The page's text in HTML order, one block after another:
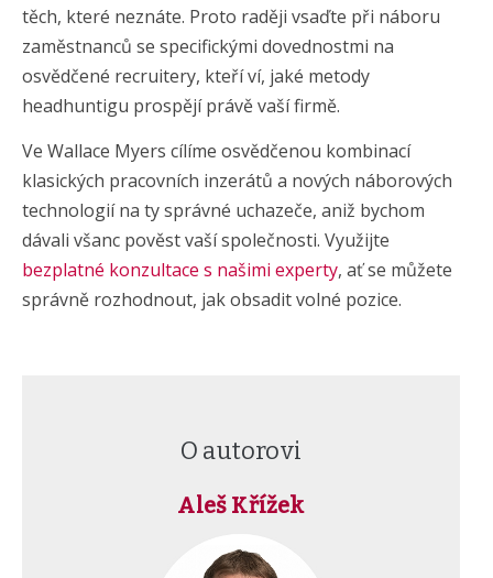
těch, které neznáte. Proto raději vsaďte při náboru
zaměstnanců se specifickými dovednostmi na
osvědčené recruitery, kteří ví, jaké metody
headhuntigu prospějí právě vaší firmě.
Ve Wallace Myers cílíme osvědčenou kombinací
klasických pracovních inzerátů a nových náborových
technologií na ty správné uchazeče, aniž bychom
dávali všanc pověst vaší společnosti. Využijte
bezplatné konzultace s našimi experty, ať se můžete
správně rozhodnout, jak obsadit volné pozice.
O autorovi
Aleš Křížek